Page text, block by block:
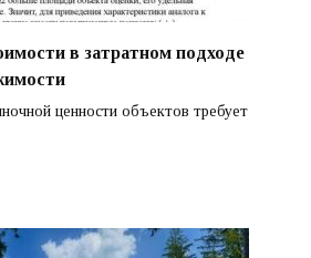
в затратном подходе
ценности объектов требует